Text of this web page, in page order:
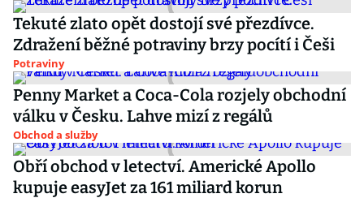
Tekuté zlato opět dostojí své přezdívce.
Zdražení běžné potraviny brzy pocítí i Češi
Potraviny
Penny Market a Coca-Cola rozjely obchodní
válku v Česku. Lahve mizí z regálů
Obchod a služby
Obří obchod v letectví. Americké Apollo
kupuje easyJet za 161 miliard korun